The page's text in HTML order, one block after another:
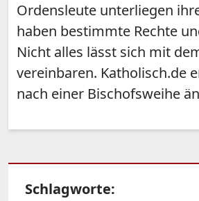
Ordensleute unterliegen
haben bestimmte Rechte
Nicht alles lässt sich mit
vereinbaren. Katholisch.de
nach einer Bischofsweihe
Schlagworte: